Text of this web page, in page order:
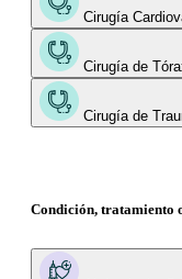
Cirugía
Cirugía de
Cirugía de
Condición, tratamiento